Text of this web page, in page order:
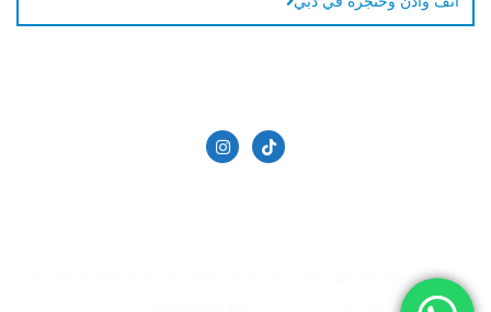
Copyright ©2026 entclinic.ae . All rights reserved.
Designed by